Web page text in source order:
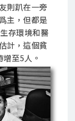
則趴在一旁
主，但都是
存環境和醫
計，這個貧
至5人。